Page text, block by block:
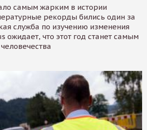
самым жарким в истории
рекорды бились один за
служба по изучению изменения
ожидает, что этот год станет самым